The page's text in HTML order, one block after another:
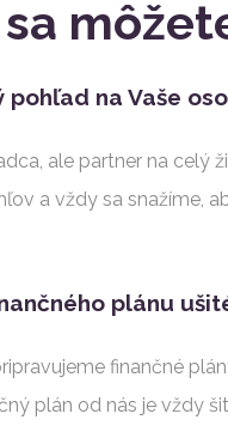
pohľad na Vaše
ale partner na celý
a vždy sa snažíme,
plánu
finančné
plán od nás je vždy